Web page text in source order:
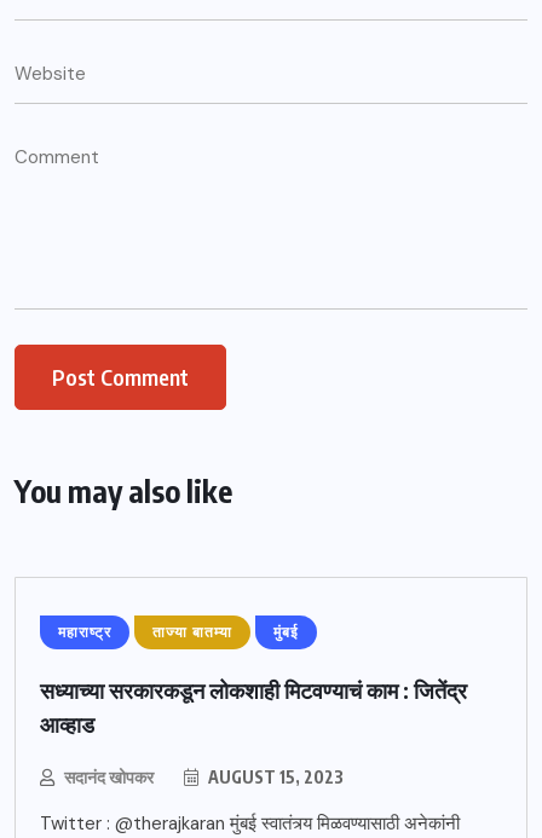
You may also like
महाराष्ट्र ताज्या बातम्या मुंबई
सध्याच्या सरकारकडून लोकशाही मिटवण्याचं काम : जितेंद्र
आव्हाड
सदानंद खोपकर AUGUST 15, 2023
Twitter : @therajkaran मुंबई स्वातंत्र्य मिळवण्यासाठी अनेकांनी